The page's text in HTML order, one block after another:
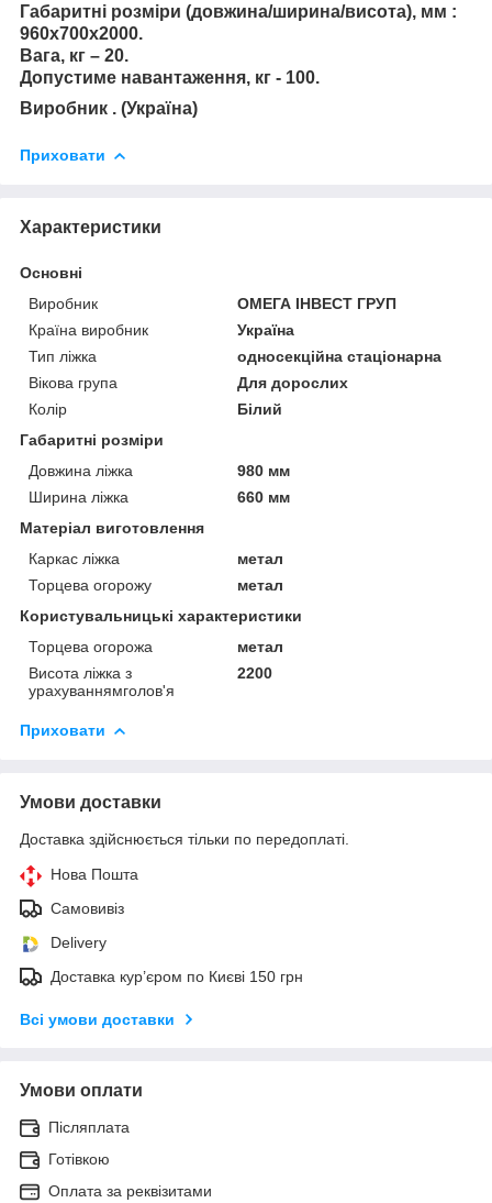
Габаритні розміри (довжина/ширина/висота), мм :
960х700х2000.
Вага, кг – 20.
Допустиме навантаження, кг - 100.
Виробник . (Україна)
Приховати
Характеристики
Основні
Виробник
ОМЕГА ІНВЕСТ ГРУП
Країна виробник
Україна
Тип ліжка
односекційна стаціонарна
Вікова група
Для дорослих
Колір
Білий
Габаритні розміри
Довжина ліжка
980 мм
Ширина ліжка
660 мм
Матеріал виготовлення
Каркас ліжка
метал
Торцева огорожу
метал
Користувальницькі характеристики
Торцева огорожа
метал
Висота ліжка з
урахуваннямголов'я
2200
Приховати
Умови доставки
Доставка здійснюється тільки по передоплаті.
Нова Пошта
Самовивіз
Delivery
Доставка кур’єром по Києві 150 грн
Всі умови доставки
Умови оплати
Післяплата
Готівкою
Оплата за реквізитами